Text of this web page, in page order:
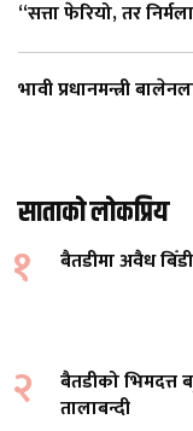
“सत्ता फेरियो, तर
भावी प्रधानमन्त्री
साताको लोकप्रिय
१ बैतडीमा अवैध
२
बैतडीको भिमदत्त
तालाबन्दी